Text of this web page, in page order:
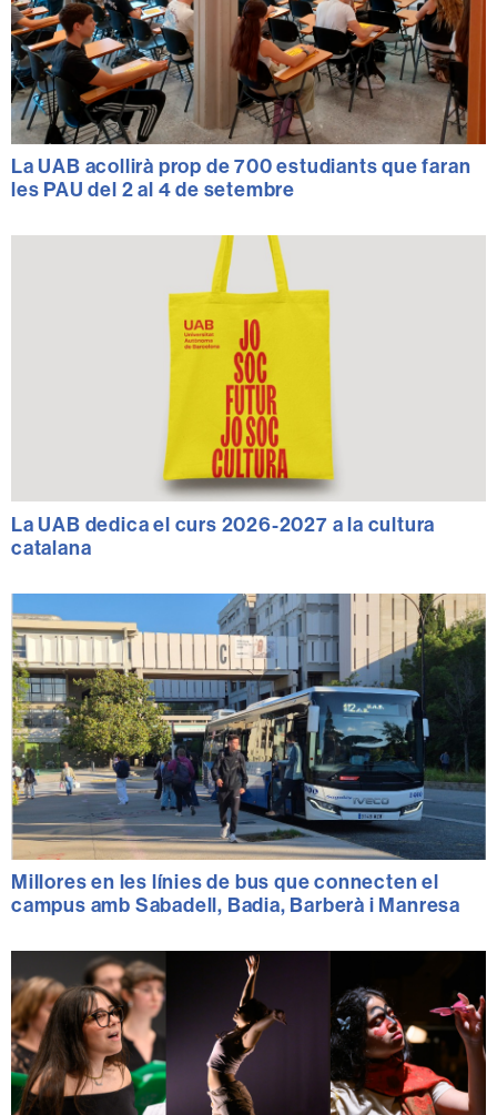
La UAB acollirà prop de 700 estudiants que faran
les PAU del 2 al 4 de setembre
La UAB dedica el curs 2026-2027 a la cultura
catalana
Millores en les línies de bus que connecten el
campus amb Sabadell, Badia, Barberà i Manresa